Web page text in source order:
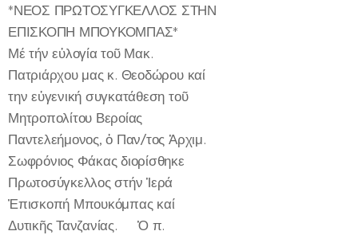
*ΝΕΟΣ ΠΡΩΤΟΣΥΓΚΕΛΛΟΣ ΣΤΗΝ
ΕΠΙΣΚΟΠΗ ΜΠΟΥΚΟΜΠΑΣ*
Μέ τήν εὐλογία τοῦ Μακ.
Πατριάρχου μας κ. Θεοδώρου καί
την εὐγενική συγκατάθεση τοῦ
Μητροπολίτου Βεροίας
Παντελεήμονος, ὁ Παν/τος Ἀρχιμ.
Σωφρόνιος Φάκας διορίσθηκε
Πρωτοσύγκελλος στήν Ἱερά
Ἐπισκοπή Μπουκόμπας καί
Δυτικῆς Τανζανίας. ✍️Ὁ π.